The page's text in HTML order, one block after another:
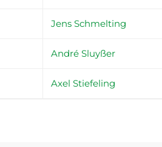
Jens Schmelting
André Sluyßer
Axel Stiefeling